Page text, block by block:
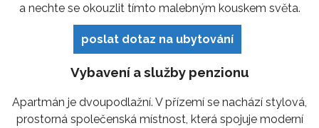
a nechte se okouzlit tímto malebným kouskem světa.
poslat dotaz na ubytování
Vybavení a služby penzionu
Apartmán je dvoupodlažní. V přízemí se nachází stylová,
prostorná společenská místnost, která spojuje moderní